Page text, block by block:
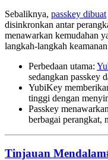
Sebaliknya, passkey dibuat
disinkronkan antar
menawarkan kemudahan
langkah-langkah
Perbedaan utama:
sedangkan passkey
YubiKey
tinggi dengan
Passkey
berbagai perangkat,
Tinjauan Mendalam